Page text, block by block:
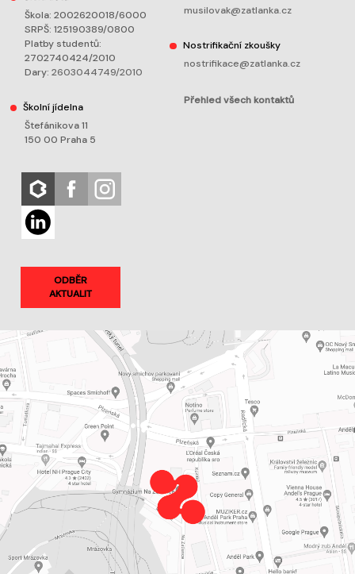
Škola: 2002620018/6000
SRPŠ: 125190389/0800
Platby studentů:
2702740424/2010
Dary: 2603044749/2010
Školní jídelna
Štefánikova 11
150 00 Praha 5
ODBĚR
AKTUALIT
musilovak@zatlanka.cz
Nostrifikační zkoušky
nostrifikace@zatlanka.cz
Přehled všech kontaktů